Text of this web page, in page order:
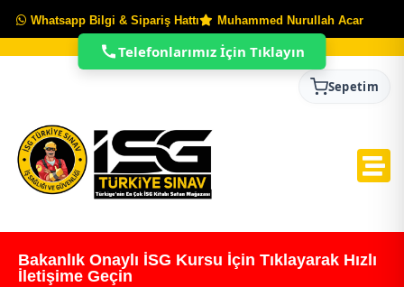
Whatsapp Bilgi & Sipariş Hattı Muhammed Nurullah Acar
Sepetim
Bakanlık Onaylı İSG Kursu İçin Tıklayarak Hızlı
İletişime Geçin
Telefonlarımız İçin Tıklayın